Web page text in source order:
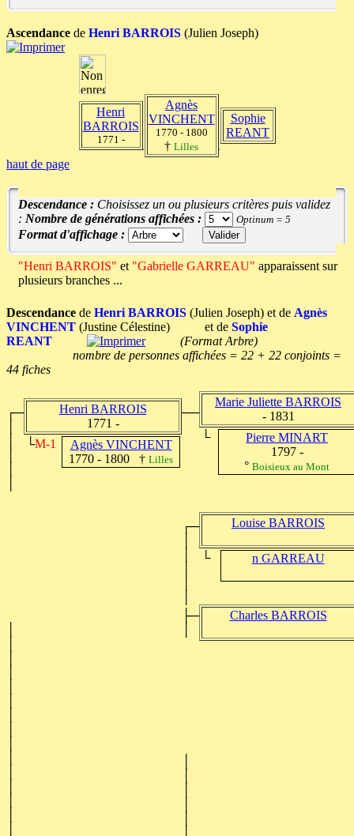
Ascendance de Henri BARROIS (Julien Joseph)
Henri
BARROIS
1771 -
Agnès
VINCHENT
1770 - 1800
† Lilles
Sophie
REANT
haut de page
Descendance : Choisissez un ou plusieurs critères puis validez
: Nombre de générations affichées : Optinum = 5
Format d'affichage :
"Henri BARROIS" et "Gabrielle GARREAU" apparaissent sur
plusieurs branches ...
Descendance de Henri BARROIS (Julien Joseph) et de Agnès
VINCHENT (Justine Célestine) et de Sophie
REANT
(Format Arbre)
nombre de personnes affichées = 22 + 22 conjoints =
44 fiches
┌─
Henri BARROIS
1771 -
└M-1
Agnès VINCHENT
1770 - 1800 † Lilles
──
Marie Juliette BARROIS
- 1831
└
Pierre MINART
1797 -
° Boisieux au Mont
┌─
Louise BARROIS
└ n GARREAU
├─
Charles BARROIS